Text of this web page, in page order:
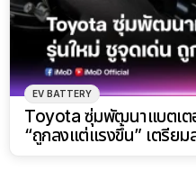
EV BATTERY
Toyota ซุ่มพัฒนาแบตเต
“ถูกลงแต่แรงขึ้น” เตรีย